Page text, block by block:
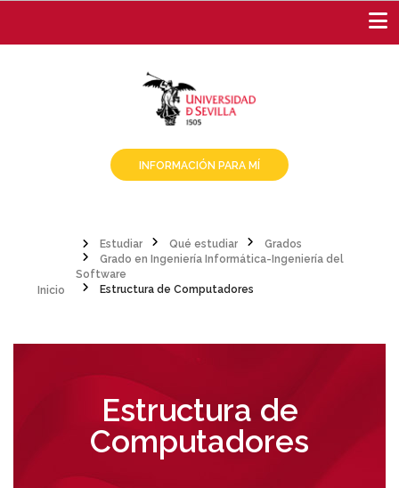
contenido
INFORMACIÓN PARA MÍ
Sobrescribir
enlaces
navegación
Estudiar Qué estudiar
Grados
Grado en Ingeniería Informática-Ingeniería del
Software
Estructura de Computadores
Estructura de
Computadores